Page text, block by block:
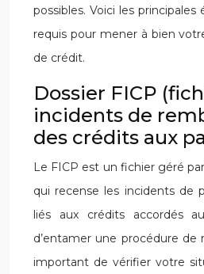
possibles. Voici les
requis pour mener à bien
de crédit.
Dossier FICP
incidents de
des crédits aux
Le FICP est un fichier géré
qui recense les incidents de
liés aux crédits accordés
d’entamer une procédure de
important de vérifier votre